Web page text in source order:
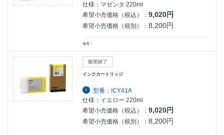
仕様：マゼンタ 220ml
希望小売価格（税込）：9,020円
希望小売価格（税別）：8,200円
備考：
インクカートリッジ
型番：ICY41A
仕様：イエロー 220ml
希望小売価格（税込）： 9,020円
希望小売価格（税別）： 8,200円